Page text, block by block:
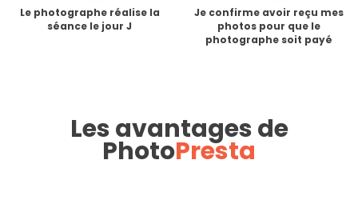
Le photographe réalise la
séance le jour J
Je confirme avoir reçu mes
photos pour que le
photographe soit payé
Les avantages de
PhotoPresta